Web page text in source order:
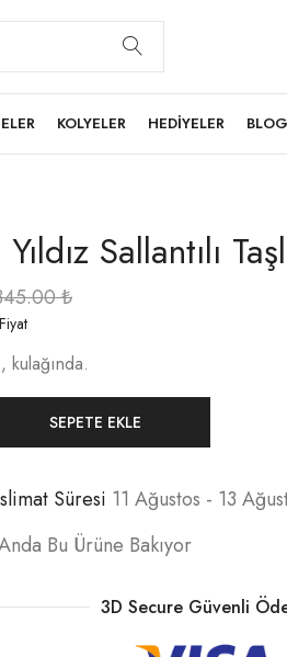
KOLYELER HEDİYELER BLOG
Sallantılı
₺
kulağında.
SEPETE EKLE
Süresi 11 Ağustos - 13
Bu Ürüne Bakıyor
3D Secure Güvenli